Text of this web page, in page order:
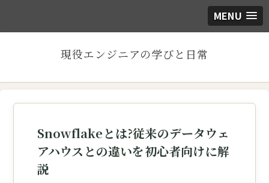
MENU
現役エンジニアの学びと日常
Snowflakeとは?従来のデータウェ
アハウスとの違いを初心者向けに解
説